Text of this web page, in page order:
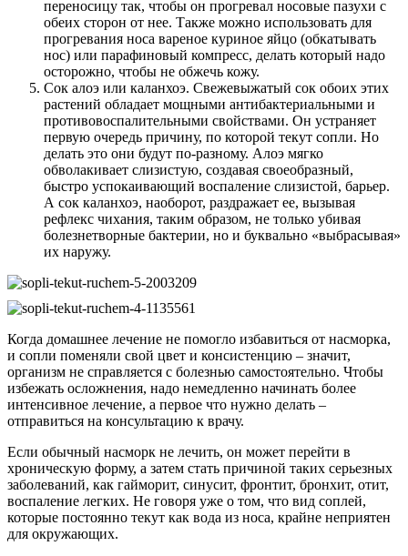
переносицу так, чтобы он прогревал носовые пазухи с
обеих сторон от нее. Также можно использовать для
прогревания носа вареное куриное яйцо (обкатывать
нос) или парафиновый компресс, делать который надо
осторожно, чтобы не обжечь кожу.
Сок алоэ или каланхоэ. Свежевыжатый сок обоих этих
растений обладает мощными антибактериальными и
противовоспалительными свойствами. Он устраняет
первую очередь причину, по которой текут сопли. Но
делать это они будут по-разному. Алоэ мягко
обволакивает слизистую, создавая своеобразный,
быстро успокаивающий воспаление слизистой, барьер.
А сок каланхоэ, наоборот, раздражает ее, вызывая
рефлекс чихания, таким образом, не только убивая
болезнетворные бактерии, но и буквально «выбрасывая»
их наружу.
Когда домашнее лечение не помогло избавиться от насморка,
и сопли поменяли свой цвет и консистенцию – значит,
организм не справляется с болезнью самостоятельно. Чтобы
избежать осложнения, надо немедленно начинать более
интенсивное лечение, а первое что нужно делать –
отправиться на консультацию к врачу.
Если обычный насморк не лечить, он может перейти в
хроническую форму, а затем стать причиной таких серьезных
заболеваний, как гайморит, синусит, фронтит, бронхит, отит,
воспаление легких. Не говоря уже о том, что вид соплей,
которые постоянно текут как вода из носа, крайне неприятен
для окружающих.